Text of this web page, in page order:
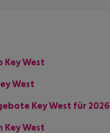
Key West
West
Key West für 2026
Key West